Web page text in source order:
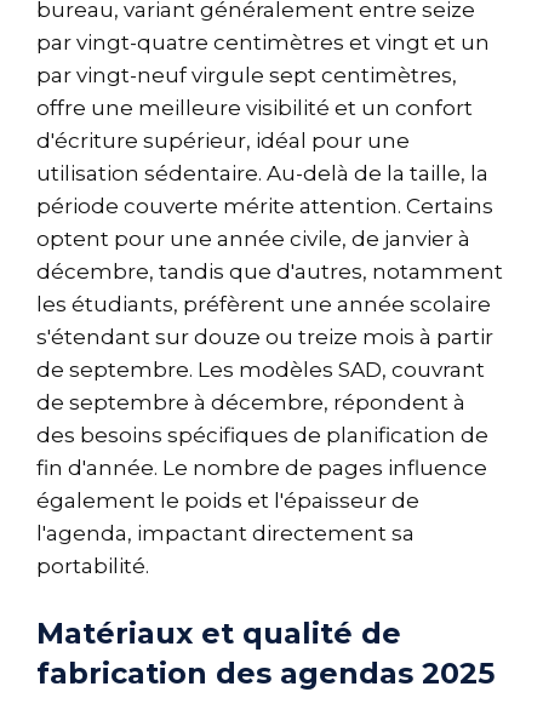
bureau, variant généralement entre seize
par vingt-quatre centimètres et vingt et un
par vingt-neuf virgule sept centimètres,
offre une meilleure visibilité et un confort
d'écriture supérieur, idéal pour une
utilisation sédentaire. Au-delà de la taille, la
période couverte mérite attention. Certains
optent pour une année civile, de janvier à
décembre, tandis que d'autres, notamment
les étudiants, préfèrent une année scolaire
s'étendant sur douze ou treize mois à partir
de septembre. Les modèles SAD, couvrant
de septembre à décembre, répondent à
des besoins spécifiques de planification de
fin d'année. Le nombre de pages influence
également le poids et l'épaisseur de
l'agenda, impactant directement sa
portabilité.
Matériaux et qualité de
fabrication des agendas 2025